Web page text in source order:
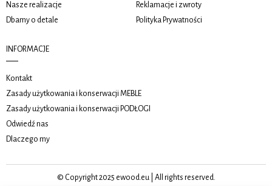
Nasze realizacje
Dbamy o detale
Reklamacje i zwroty
Polityka Prywatności
INFORMACJE
Kontakt
Zasady użytkowania i konserwacji MEBLE
Zasady użytkowania i konserwacji PODŁOGI
Odwiedź nas
Dlaczego my
© Copyright 2025 ewood.eu | All rights reserved.